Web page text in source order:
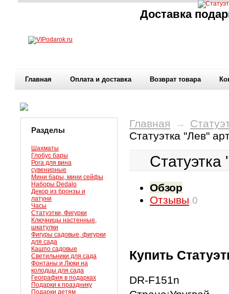
Доставка
Главная Оплата и доставка Возврат товара
Разделы
Шахматы
Глобус бары
Рога для вина
сувенирные
Мини бары, мини сейфы
Наборы Dedalo
Декор из бронзы и
латуни
Часы
Статуэтки, Фигурки
Ключницы настенные,
шкатулки
Фигуры садовые, фигурки
для сада
Кашпо садовые
Светильники для сада
Фонтаны и Люки на
колодцы для сада
География в подарках
Подарки к празднику
Подарки детям
Главная →
Статуэтка "Лев"
Обзор
Отзывы 0
Купить
DR-F151n